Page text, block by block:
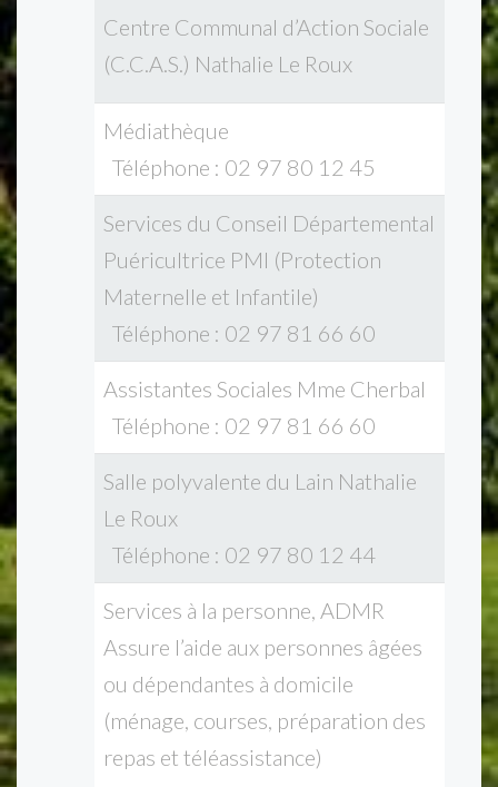
Centre Communal d’Action Sociale
(C.C.A.S.) Nathalie Le Roux
Médiathèque
Téléphone : 02 97 80 12 45
Services du Conseil Départemental
Puéricultrice PMI (Protection
Maternelle et Infantile)
Téléphone : 02 97 81 66 60
Assistantes Sociales Mme Cherbal
Téléphone : 02 97 81 66 60
Salle polyvalente du Lain Nathalie
Le Roux
Téléphone : 02 97 80 12 44
Services à la personne, ADMR
Assure l’aide aux personnes âgées
ou dépendantes à domicile
(ménage, courses, préparation des
repas et téléassistance)